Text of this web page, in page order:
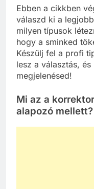
Ebben a cikkben
válaszd ki a
milyen típusok
hogy a sminked
Készülj fel a profi
lesz a választás,
megjelenésed!
Mi az a
alapozó mellett?